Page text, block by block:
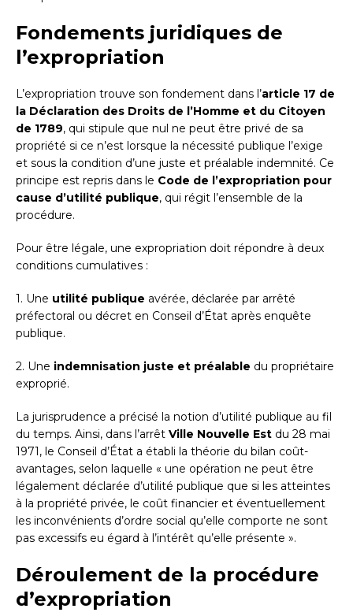
Fondements juridiques de
l’expropriation
L’expropriation trouve son fondement dans l’article 17 de
la Déclaration des Droits de l’Homme et du Citoyen
de 1789, qui stipule que nul ne peut être privé de sa
propriété si ce n’est lorsque la nécessité publique l’exige
et sous la condition d’une juste et préalable indemnité. Ce
principe est repris dans le Code de l’expropriation pour
cause d’utilité publique, qui régit l’ensemble de la
procédure.
Pour être légale, une expropriation doit répondre à deux
conditions cumulatives :
1. Une utilité publique avérée, déclarée par arrêté
préfectoral ou décret en Conseil d’État après enquête
publique.
2. Une indemnisation juste et préalable du propriétaire
exproprié.
La jurisprudence a précisé la notion d’utilité publique au fil
du temps. Ainsi, dans l’arrêt Ville Nouvelle Est du 28 mai
1971, le Conseil d’État a établi la théorie du bilan coût-
avantages, selon laquelle « une opération ne peut être
légalement déclarée d’utilité publique que si les atteintes
à la propriété privée, le coût financier et éventuellement
les inconvénients d’ordre social qu’elle comporte ne sont
pas excessifs eu égard à l’intérêt qu’elle présente ».
Déroulement de la procédure
d’expropriation